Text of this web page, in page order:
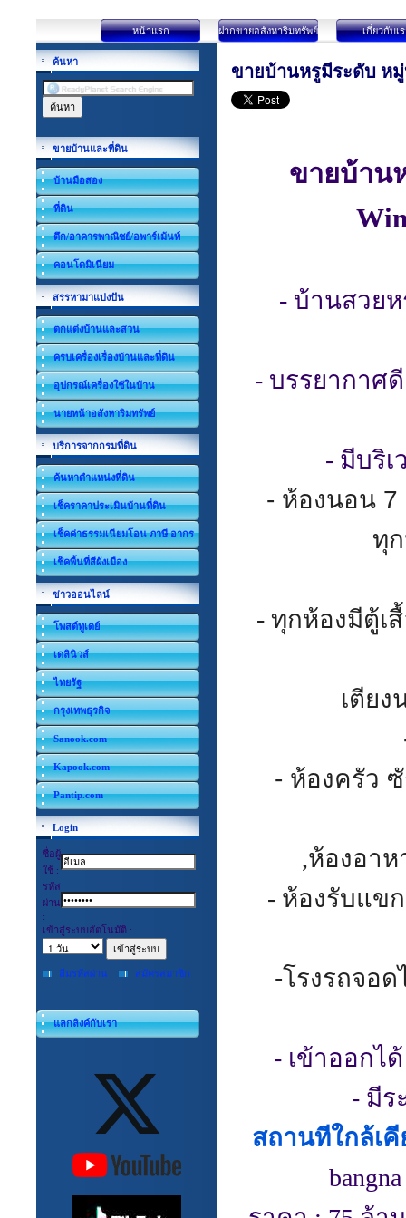
หน้าแรก ฝากขายอสังหาริมทรัพย์ เกี่ยวกับเ
ค้นหา
ขายบ้านและที่ดิน
บ้านมือสอง
ที่ดิน
ตึก/อาคารพาณิชย์/อพาร์เม้นท์
คอนโดมิเนียม
สรรหามาแบ่งปัน
ตกแต่งบ้านและสวน
ครบเครื่องเรื่องบ้านและที่ดิน
อุปกรณ์เครื่องใช้ในบ้าน
นายหน้าอสังหาริมทรัพย์
บริการจากกรมที่ดิน
ค้นหาตำแหน่งที่ดิน
เช็คราคาประเมินบ้านที่ดิน
เช็คค่าธรรมเนียมโอน ภาษี อากร
เช็คพื้นที่สีผังเมือง
ข่าวออนไลน์
โพสต์ทูเดย์
เดลินิวส์
ไทยรัฐ
กรุงเทพธุรกิจ
Sanook.com
Kapook.com
Pantip.com
Login
ชื่อผู้
ใช้ :
รหัส
ผ่าน
:
เข้าสู่ระบบอัตโนมัติ :
ลืมรหัสผ่าน สมัครสมาชิก
แลกลิงค์กับเรา
ขายบ้านหรูมีระดับ ห
ขายบ้าน
- บ้านสวย
- บรรยากาศดี
- มีบริ
- ห้องนอน 7
ทุ
- ทุกห้องมีตู้เ
เตีย
- ห้องครัว
,ห้องอาห
- ห้องรับแขก
-โรงรถจอด
- เข้าออกไ
- มีร
สถานทีใกล้เคี